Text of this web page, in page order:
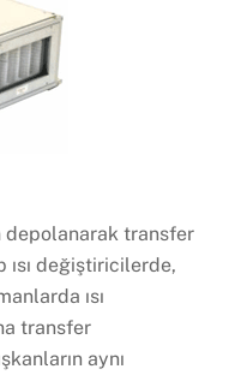
depolanarak transfer
ısı değiştiricilerde,
ısı
transfer
aynı